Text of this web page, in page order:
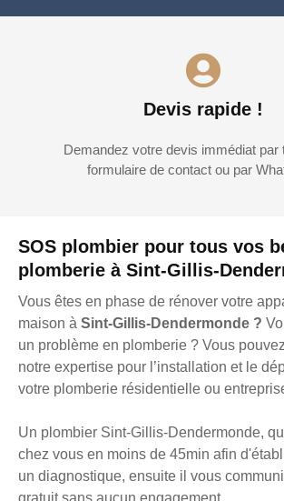
SOS plombier pour tous vos
plomberie à Sint-Gillis-
Vous êtes en phase de rénover votre
maison à Sint-Gillis-Dendermonde ?
un problème en plomberie ? Vous
notre expertise pour l’installation et le
votre plomberie résidentielle ou
Un plombier Sint-Gillis-Dendermonde,
chez vous en moins de 45min afin
un diagnostique, ensuite il vous
Devis rapide !
Demandez votre devis immédiat par
formulaire de contact ou par